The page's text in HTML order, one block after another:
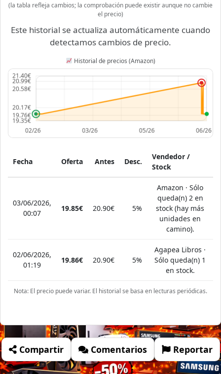
(la tabla refleja cambios; la comprobación puede existir aunque no cambie
el precio)
Este historial se actualiza automáticamente cuando
detectamos cambios de precio.
Historial de precios (Amazon)
Fecha Oferta Antes Desc.
Vendedor /
Stock
03/06/2026,
00:07
19.85€ 20.90€ 5%
Amazon · Sólo
queda(n) 2 en
stock (hay más
unidades en
camino).
02/06/2026,
01:19
19.86€ 20.90€ 5%
Agapea Libros ·
Sólo queda(n) 1
en stock.
Nota: El precio puede variar. El historial se basa en lecturas periódicas.
Compartir Comentarios Reportar